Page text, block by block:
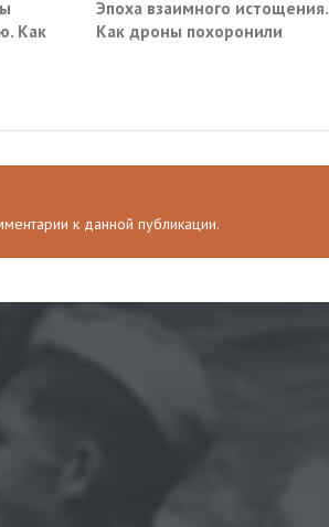
Как
Эпоха взаимного истощения.
Как дроны похоронили
к данной публикации.